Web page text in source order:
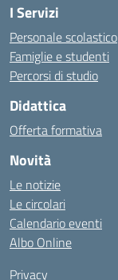
I Servizi
Personale scolastico
Famiglie e studenti
Percorsi di studio
Didattica
Offerta formativa
Novità
Le notizie
Le circolari
Calendario eventi
Albo Online
Privacy